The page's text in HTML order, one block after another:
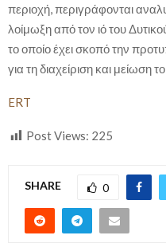
περιοχή, περιγράφονται
λοίμωξη από τον ιό του
το οποίο έχει σκοπό την
για τη διαχείριση και μείωση
ERT
Post Views: 225
SHARE 0